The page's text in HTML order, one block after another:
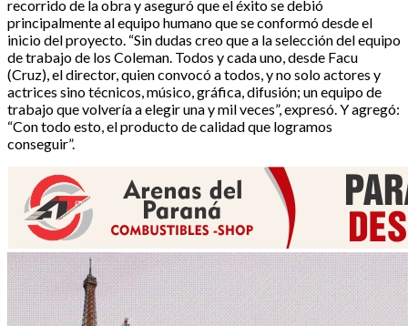
recorrido de la obra y aseguró que el éxito se debió
principalmente al equipo humano que se conformó desde el
inicio del proyecto. “Sin dudas creo que a la selección del equipo
de trabajo de los Coleman. Todos y cada uno, desde Facu
(Cruz), el director, quien convocó a todos, y no solo actores y
actrices sino técnicos, músico, gráfica, difusión; un equipo de
trabajo que volvería a elegir una y mil veces”, expresó. Y agregó:
“Con todo esto, el producto de calidad que logramos
conseguir”.